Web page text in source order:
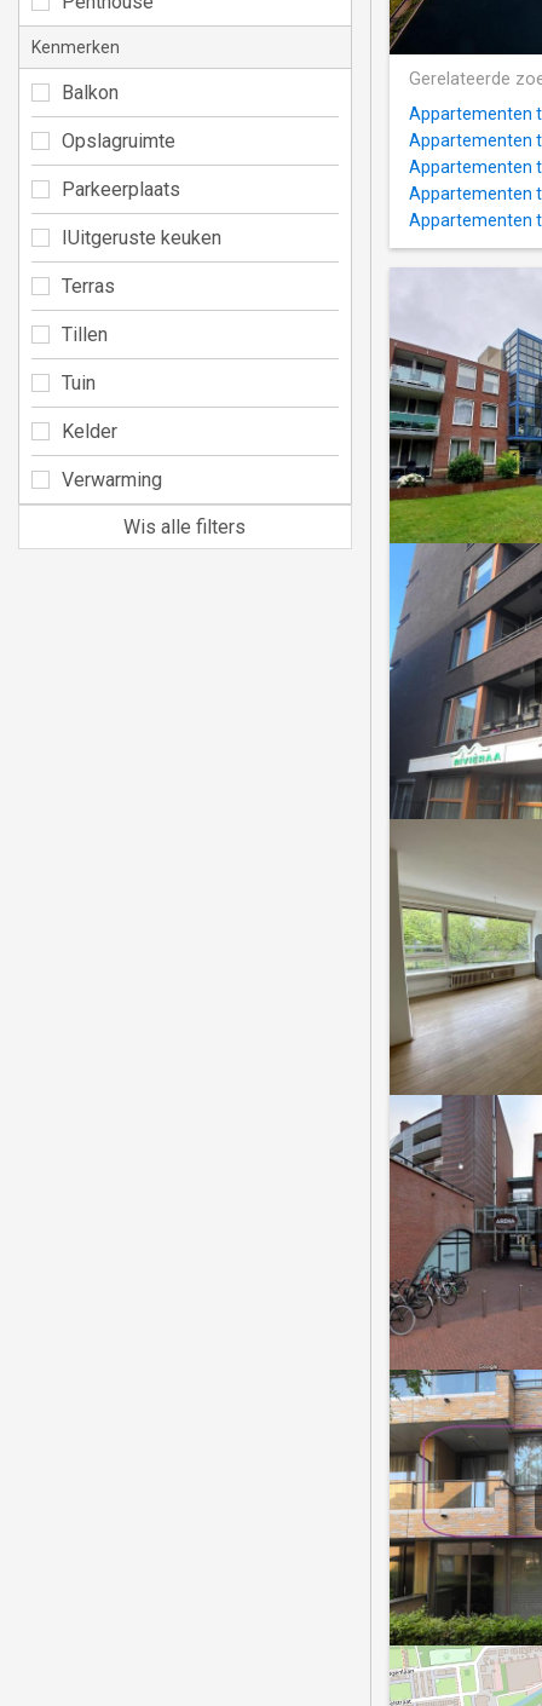
Gerelateerde
Appartementen
Appartementen
Appartementen
Appartementen
Appartementen
Kenmerken
Balkon
Opslagruimte
Parkeerplaats
IUitgeruste keuken
Terras
Tillen
Tuin
Kelder
Verwarming
Wis alle filters